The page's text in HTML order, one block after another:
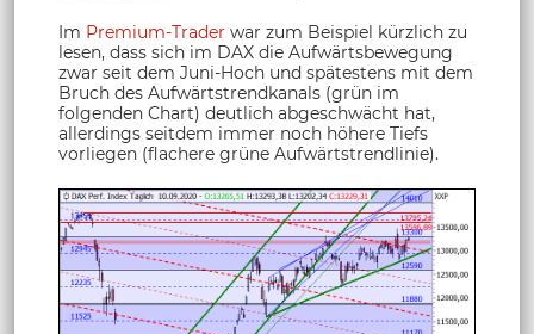
Im Premium-Trader war zum Beispiel kürzlich zu
lesen, dass sich im DAX die Aufwärtsbewegung
zwar seit dem Juni-Hoch und spätestens mit dem
Bruch des Aufwärtstrendkanals (grün im
folgenden Chart) deutlich abgeschwächt hat,
allerdings seitdem immer noch höhere Tiefs
vorliegen (flachere grüne Aufwärtstrendlinie).